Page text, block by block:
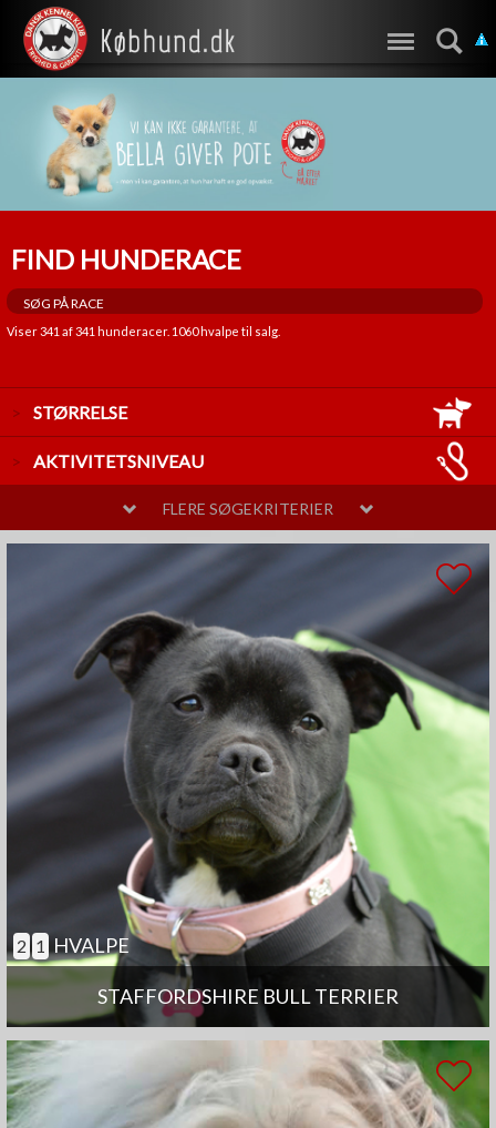
FIND HUNDERACE
Viser341 af341 hunderacer. 1060hvalpe til salg.
STØRRELSE
LILLE
AKTIVITETSNIVEAU
MELLEM
MELLEM
MEGET
TEMPERAMENT
MELLEM
SELVSTÆNDIG
ANDRE EGENSKABER
GOD TIL AGILITY
GOD TIL ÆLDRE
BØRNEVENLIG
JAGTHUND
BRUGSHUND
GØR SJÆLDENT
FLERE SØGEKRITERIER
STAFFORDSHIRE BULL TERRIER
2 1 HVALPE